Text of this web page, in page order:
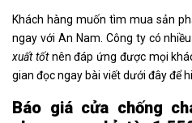
Khách hàng muốn tìm mua sản
ngay với An Nam. Công ty có
xuất tốtnên đáp ứng được mọi
gian đọc ngay bài viết dưới đây để
Báo giá cửa chống